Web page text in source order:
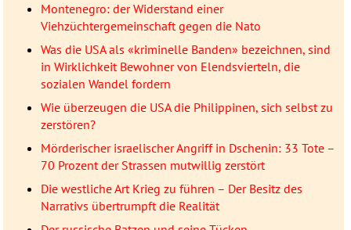
Montenegro: der Widerstand einer
Viehzüchtergemeinschaft gegen die Nato
Was die USA als «kriminelle Banden» bezeichnen, sind
in Wirklichkeit Bewohner von Elendsvierteln, die
sozialen Wandel fordern
Wie überzeugen die USA die Philippinen, sich selbst zu
zerstören?
Mörderischer israelischer Angriff in Dschenin: 33 Tote –
70 Prozent der Strassen mutwillig zerstört
Die westliche Art Krieg zu führen – Der Besitz des
Narrativs übertrumpft die Realität